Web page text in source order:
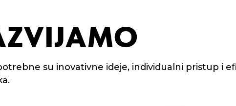
su inovativne ideje, individualni pristup i